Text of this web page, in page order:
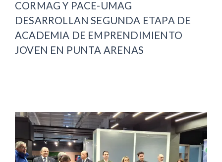
CORMAG Y PACE-UMAG
DESARROLLAN SEGUNDA ETAPA DE
ACADEMIA DE EMPRENDIMIENTO
JOVEN EN PUNTA ARENAS